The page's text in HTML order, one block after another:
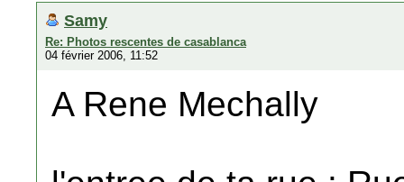
Samy
Re: Photos rescentes de casablanca
04 février 2006, 11:52
A Rene Mechally